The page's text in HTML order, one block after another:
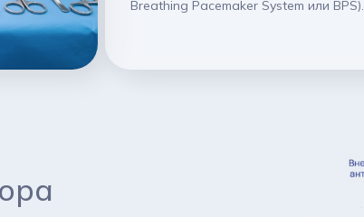
Breathing Pacemaker System или BPS).